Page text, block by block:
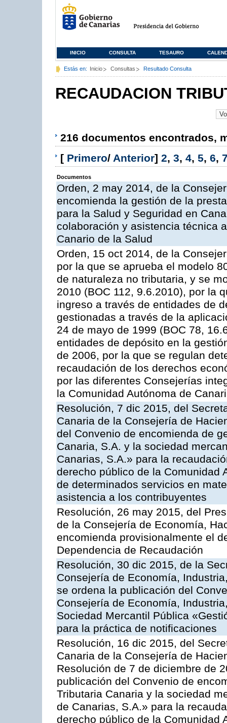
INICIO CONSULTA TESAURO
Estás en: Inicio Consultas Resultado Consulta
RECAUDACION
216 documentos encontrados,
[ Primero/ Anterior] 2, 3, 4, 5, 6,
Documentos
Orden, 2 may 2014, de la
encomienda la gestión de la
para la Salud y Seguridad en
colaboración y asistencia técnica
Canario de la Salud
Orden, 15 oct 2014, de la
por la que se aprueba el modelo
de naturaleza no tributaria, y se
2010 (BOC 112, 9.6.2010), por la
ingreso a través de entidades de
gestionadas a través de la
24 de mayo de 1999 (BOC 78,
entidades de depósito en la
de 2006, por la que se regulan
recaudación de los derechos
por las diferentes Consejerías
la Comunidad Autónoma de
Resolución, 7 dic 2015, del
Canaria de la Consejería de
del Convenio de encomienda de
Canaria, S.A. y la sociedad
Canarias, S.A.» para la
derecho público de la Comunidad
de determinados servicios en
asistencia a los contribuyentes
Resolución, 26 may 2015, del
de la Consejería de Economía,
encomienda provisionalmente el
Dependencia de Recaudación
Resolución, 30 dic 2015, de la
Consejería de Economía,
se ordena la publicación del
Consejería de Economía,
Sociedad Mercantil Pública
para la práctica de notificaciones
Resolución, 16 dic 2015, del
Canaria de la Consejería de
Resolución de 7 de diciembre de
publicación del Convenio de
Tributaria Canaria y la sociedad
de Canarias, S.A.» para la
derecho público de la Comunidad